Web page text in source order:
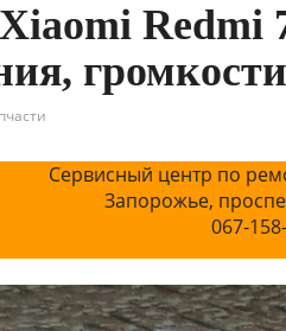
Redmi
громкости
Сервисный центр по
Запорожье,
067-